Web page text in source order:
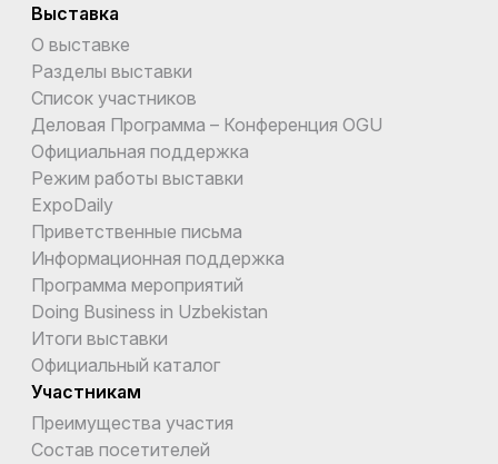
Выставка
О выставке
Разделы выставки
Список участников
Деловая Программа – Конференция OGU
Официальная поддержка
Режим работы выставки
ExpoDaily
Приветственные письма
Информационная поддержка
Программа мероприятий
Doing Business in Uzbekistan
Итоги выставки
Официальный каталог
Участникам
Преимущества участия
Состав посетителей